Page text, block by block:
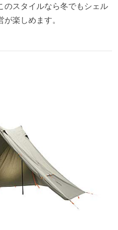
のスタイルなら冬でもシェル
楽しめます。